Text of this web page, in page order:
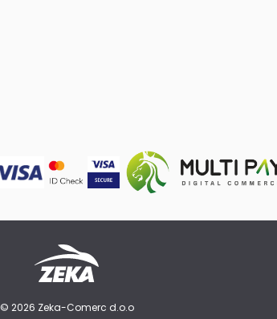
© 2026 Zeka-Comerc d.o.o